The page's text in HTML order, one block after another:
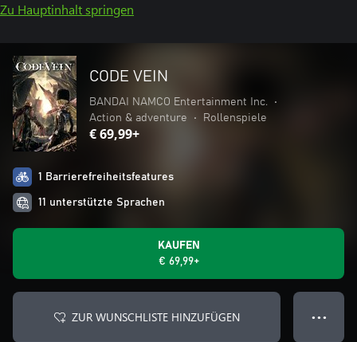
Zu Hauptinhalt springen
CODE VEIN
BANDAI NAMCO Entertainment Inc.
•
Action & adventure
• Rollenspiele
€ 69,99+
1 Barrierefreiheitsfeatures
11 unterstützte Sprachen
KAUFEN
€ 69,99+
ZUR WUNSCHLISTE HINZUFÜGEN ● ● ●